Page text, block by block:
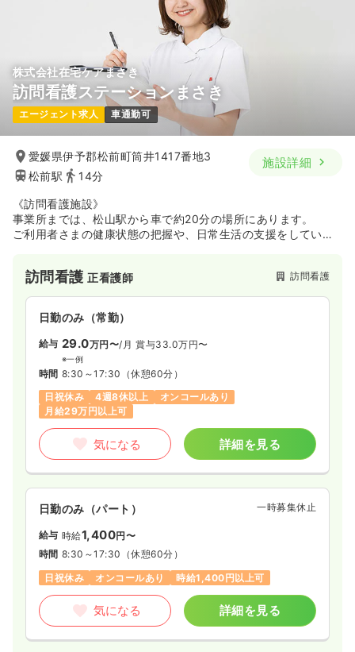
株式会社在宅ケアまさき
訪問看護ステーションまさき
エージェント求人 車通勤可
愛媛県伊予郡松前町筒井1417番地3
松前駅
14分
施設詳細
《訪問看護施設》
事業所までは、松山駅から車で約20分の場所にあります。
ご利用者さまの健康状態の把握や、日常生活の支援をしていま
訪問看護正看護師 訪問看護
日勤のみ（常勤）
給与 29.0万円〜/月 賞与33.0万円〜
※一例
時間 8:30～17:30 （休憩60分）
日祝休み
4週8休以上
オンコールあり
月給29万円以上可
気になる 詳細を見る
日勤のみ（パート） 一時募集休止
給与 時給1,400円〜
時間 8:30～17:30 （休憩60分）
日祝休み
オンコールあり 時給1,400円以上可
気になる 詳細を見る